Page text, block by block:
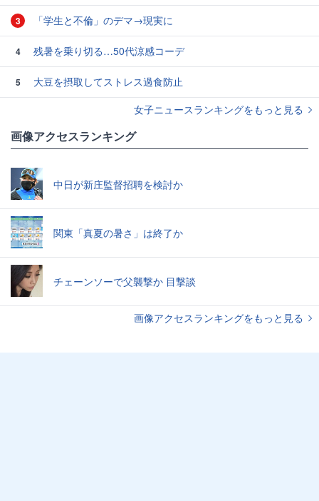
3 「学生と不倫」のデマ→現実に
4 残暑を乗り切る…50代涼感コーデ
5
大豆を摂取してストレス過食防止
女子ニュースランキングをもっと見る
画像アクセスランキング
中日が新庄監督招聘を検討か
関東「真夏の暑さ」は終了か
チェーンソーで父襲撃か 目撃談
画像アクセスランキングをもっと見る